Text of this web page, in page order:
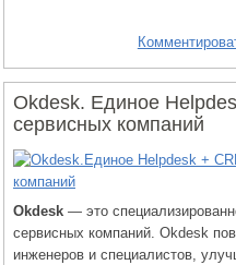
Okdesk. Единое
сервисных компаний
Okdesk — это
сервисных компаний. Okdesk
инженеров и специалистов,